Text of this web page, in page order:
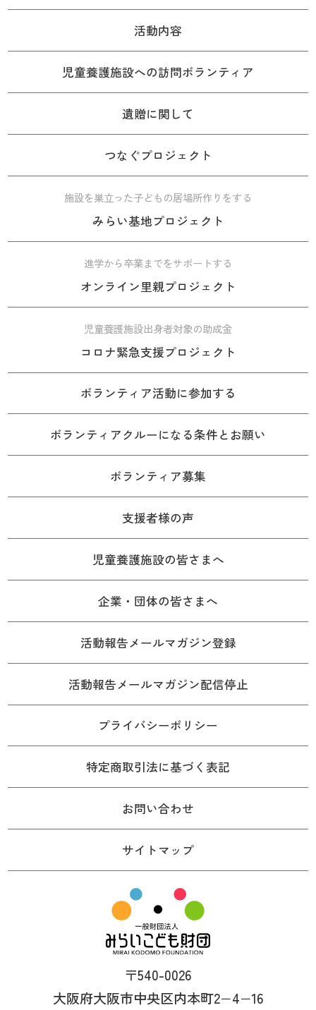
活動内容
児童養護施設への訪問ボランティア
遺贈に関して
つなぐプロジェクト
施設を巣立った子どもの居場所作りをする
みらい基地プロジェクト
進学から卒業までをサポートする
オンライン里親プロジェクト
児童養護施設出身者対象の助成金
コロナ緊急支援プロジェクト
ボランティア活動に参加する
ボランティアクルーになる条件とお願い
ボランティア募集
支援者様の声
児童養護施設の皆さまへ
企業・団体の皆さまへ
活動報告メールマガジン登録
活動報告メールマガジン配信停止
プライバシーポリシー
特定商取引法に基づく表記
お問い合わせ
サイトマップ
〒540-0026
大阪府大阪市中央区内本町2−4−16